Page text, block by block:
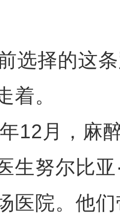
择的这条
着。
月，麻醉
生努尔比
医院。他